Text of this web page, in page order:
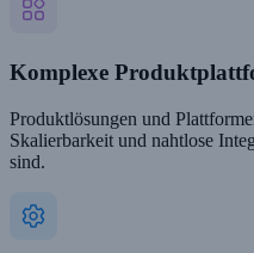
Komplexe
Produktlösungen und
Skalierbarkeit und nahtlose
sind.